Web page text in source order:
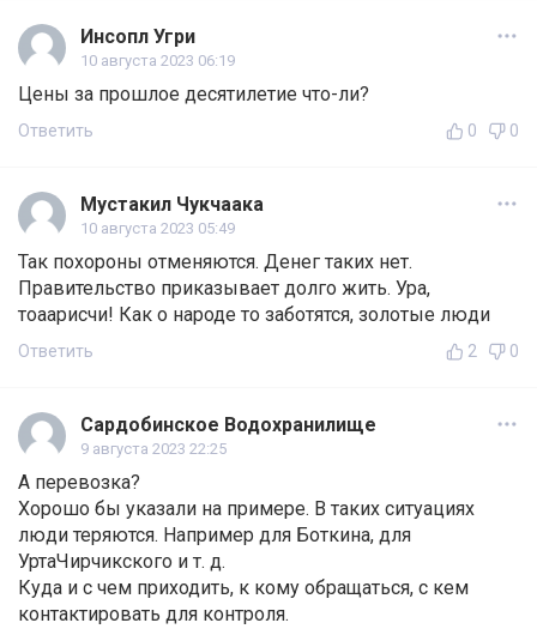
Инсопл Угри
10 августа 2023 06:19
Цены за прошлое десятилетие что-ли?
Ответить 0 0
Мустакил Чукчаака
10 августа 2023 05:49
Так похороны отменяются. Денег таких нет.
Правительство приказывает долго жить. Ура,
тоаарисчи! Как о народе то заботятся, золотые люди
Ответить 2 0
Сардобинское Водохранилище
9 августа 2023 22:25
А перевозка?
Хорошо бы указали на примере. В таких ситуациях
люди теряются. Например для Боткина, для
УртаЧирчикского и т. д.
Куда и с чем приходить, к кому обращаться, с кем
контактировать для контроля.